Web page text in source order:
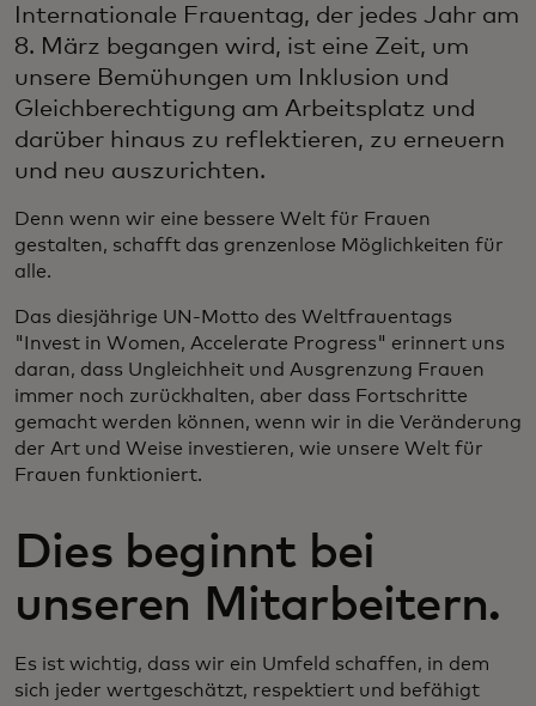
Internationale Frauentag, der jedes Jahr am
8. März begangen wird, ist eine Zeit, um
unsere Bemühungen um Inklusion und
Gleichberechtigung am Arbeitsplatz und
darüber hinaus zu reflektieren, zu erneuern
und neu auszurichten.
Denn wenn wir eine bessere Welt für Frauen
gestalten, schafft das grenzenlose Möglichkeiten für
alle.
Das diesjährige UN-Motto des Weltfrauentags
"Invest in Women, Accelerate Progress" erinnert uns
daran, dass Ungleichheit und Ausgrenzung Frauen
immer noch zurückhalten, aber dass Fortschritte
gemacht werden können, wenn wir in die Veränderung
der Art und Weise investieren, wie unsere Welt für
Frauen funktioniert.
Dies beginnt bei
unseren Mitarbeitern.
Es ist wichtig, dass wir ein Umfeld schaffen, in dem
sich jeder wertgeschätzt, respektiert und befähigt